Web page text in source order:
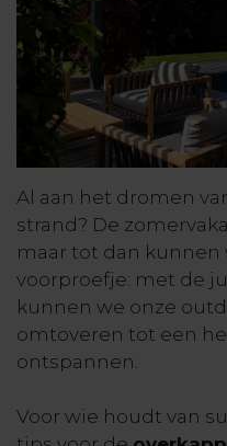
Al aan het dromen
strand? De
maar tot dan kunnen
voorproefje: met de
kunnen we onze
omtoveren tot een
ontspannen.
Voor wie houdt van